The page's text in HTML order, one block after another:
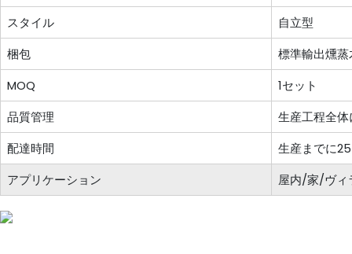
スタイル
自立型
梱包
標準輸出燻
MOQ
1セット
品質管理
生産工程全
配達時間
生産までに
アプリケーション
屋内/家/ヴィ